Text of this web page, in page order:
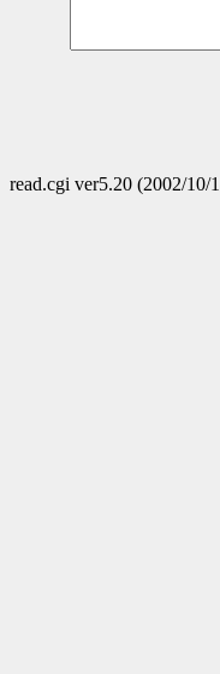
read.cgi ver5.20 (2002/10/